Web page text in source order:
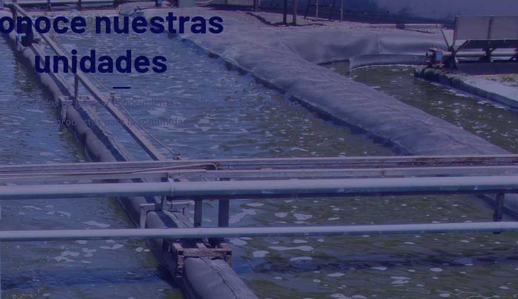
nuestras
unidades
encargados de generar conocimientos y aplicar estos mismos en
productos para la comunidad